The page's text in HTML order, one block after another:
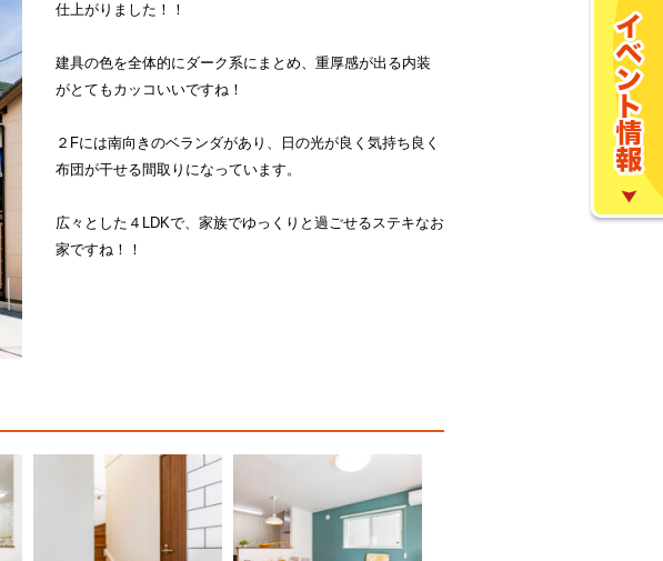
仕上がりました！！
建具の色を全体的にダーク系にまとめ、重厚感が出る内装
がとてもカッコいいですね！
２Fには南向きのベランダがあり、日の光が良く気持ち良く
布団が干せる間取りになっています。
広々とした４LDKで、家族でゆっくりと過ごせるステキなお
家ですね！！